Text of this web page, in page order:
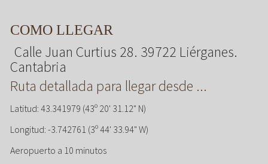
COMO LLEGAR
Calle Juan Curtius 28. 39722 Liérganes.
Cantabria
Ruta detallada para llegar desde ...
Latitud: 43.341979 (43º 20' 31.12" N)
Longitud: -3.742761 (3º 44' 33.94" W)
Aeropuerto a 10 minutos